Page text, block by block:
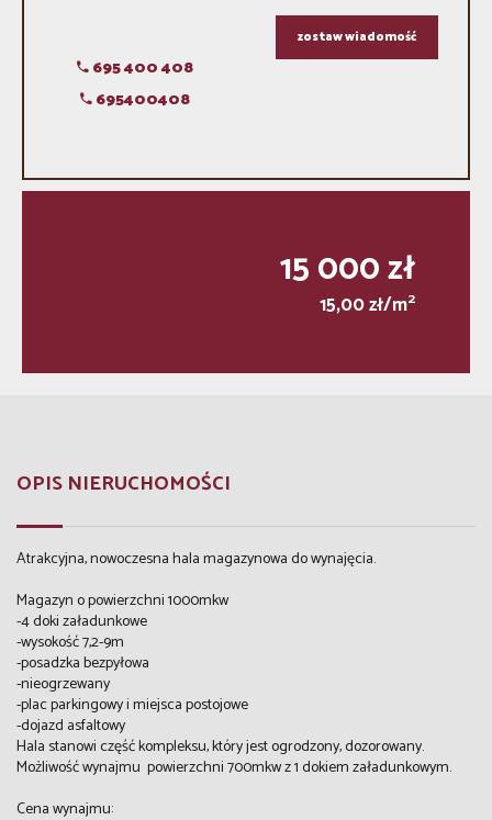
695 400 408
695400408
zostaw wiadomość
15 000 zł
15,00 zł/m2
OPIS NIERUCHOMOŚCI
Atrakcyjna, nowoczesna hala magazynowa do wynajęcia.
Magazyn o powierzchni 1000mkw
-4 doki załadunkowe
-wysokość 7,2-9m
-posadzka bezpyłowa
-nieogrzewany
-plac parkingowy i miejsca postojowe
-dojazd asfaltowy
Hala stanowi część kompleksu, który jest ogrodzony, dozorowany.
Możliwość wynajmu powierzchni 700mkw z 1 dokiem załadunkowym.
Cena wynajmu: